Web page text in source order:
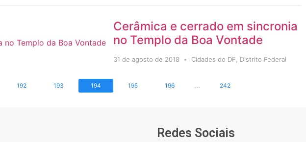
Cerâmica e cerrado em sincronia
no Templo da Boa Vontade
31 de agosto de 2018 Cidades do DF Distrito Federal
192 193 194 195 196 ... 242
Redes Sociais